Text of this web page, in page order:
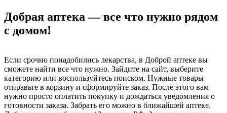
Добрая аптека — все что нужно рядом
с домом!
Если срочно понадобились лекарства, в Доброй аптеке вы
сможете найти все что нужно. Зайдите на сайт, выберите
категорию или воспользуйтесь поиском. Нужные товары
отправьте в корзину и сформируйте заказ. После этого вам
нужно просто оплатить покупку и дождаться уведомления о
готовности заказа. Забрать его можно в ближайшей аптеке.